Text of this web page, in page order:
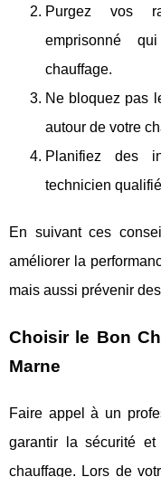
Purgez vos
emprisonné
chauffage.
Ne bloquez pas
autour de votre
Planifiez des
technicien
En suivant ces
améliorer la
mais aussi prévenir
Choisir le Bon
Marne
Faire appel à un
garantir la sécurité
chauffage. Lors de